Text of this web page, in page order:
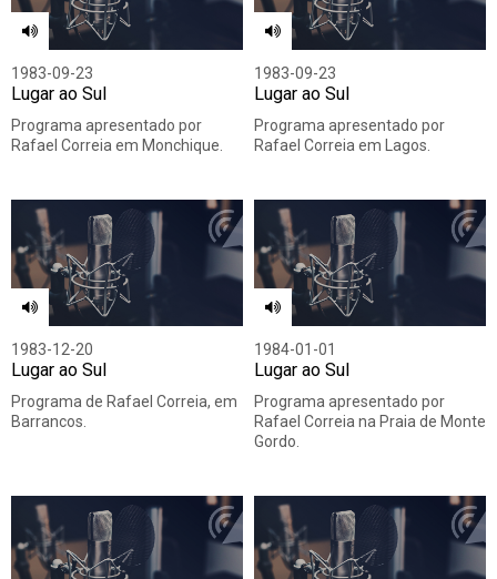
1983-09-23
Lugar ao Sul
Programa apresentado por
Rafael Correia em Monchique.
1983-09-23
Lugar ao Sul
Programa apresentado por
Rafael Correia em Lagos.
1983-12-20
Lugar ao Sul
Programa de Rafael Correia, em
Barrancos.
1984-01-01
Lugar ao Sul
Programa apresentado por
Rafael Correia na Praia de Monte
Gordo.